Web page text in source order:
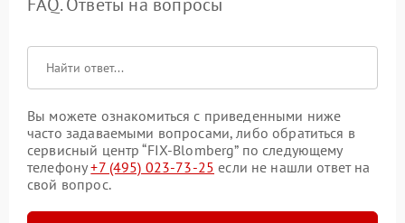
Вы можете ознакомиться с приведенными ниже
часто задаваемыми вопросами, либо обратиться в
сервисный центр “FIX-Blomberg” по следующему
телефону+7 (495) 023-73-25 если не нашли ответ на
свой вопрос.